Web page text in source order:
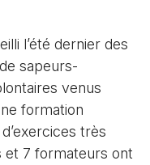
l’été dernier des
sapeurs-
venus
formation
très
et 7 formateurs ont